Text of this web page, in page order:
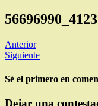
Anterior
Siguiente
Sé el primero en
Dejar una